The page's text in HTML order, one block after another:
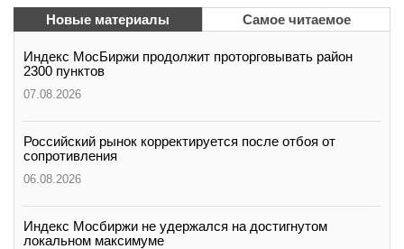
Новые материалы Самое читаемое
Индекс МосБиржи продолжит проторговывать район
2300 пунктов
07.08.2026
Российский рынок корректируется после отбоя от
сопротивления
06.08.2026
Индекс Мосбиржи не удержался на достигнутом
локальном максимуме